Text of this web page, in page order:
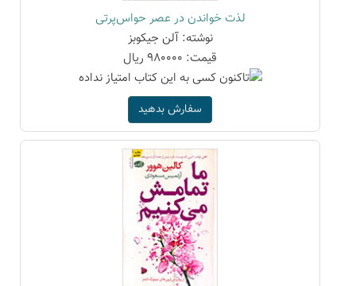
لذت خواندن در عصر حواس‌پرتی
نوشته: آلن جیکوبز
قیمت: 980000 ریال
سفارش بدهید